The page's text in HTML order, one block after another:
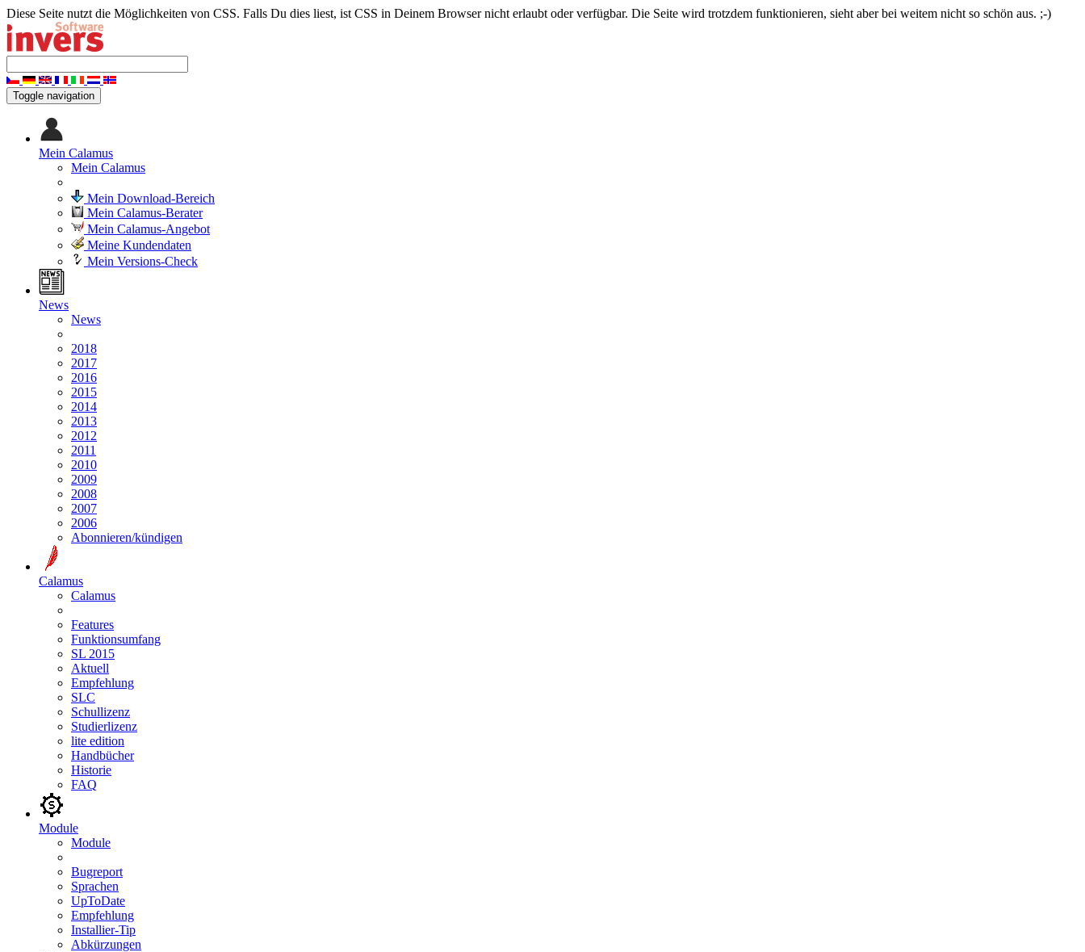
Diese Seite nutzt die Möglichkeiten von CSS. Falls Du dies liest, ist CSS in Deinem Browser nicht erlaubt oder verfügbar. Die Seite wird trotzdem funktionieren, sieht aber bei weitem nicht so schön aus. ;-)
Toggle navigation
Mein Calamus
Mein Calamus
Mein Download-Bereich
Mein Calamus-Berater
Mein Calamus-Angebot
Meine Kundendaten
Mein Versions-Check
News
News
2018
2017
2016
2015
2014
2013
2012
2011
2010
2009
2008
2007
2006
Abonnieren/kündigen
Calamus
Calamus
Features
Funktionsumfang
SL 2015
Aktuell
Empfehlung
SLC
Schullizenz
Studierlizenz
lite edition
Handbücher
Historie
FAQ
Module
Module
Bugreport
Sprachen
UpToDate
Empfehlung
Installier-Tip
Abkürzungen